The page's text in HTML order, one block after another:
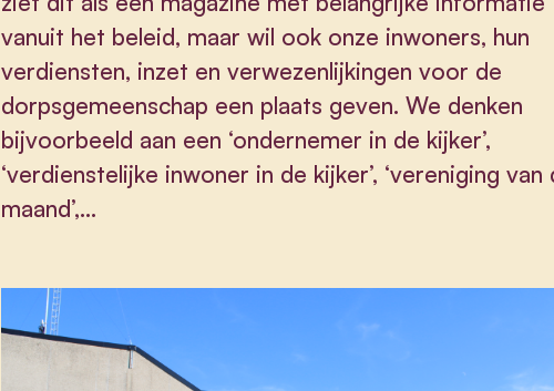
vanuit het beleid, maar wil ook onze inwoners, hun
verdiensten, inzet en verwezenlijkingen voor de
dorpsgemeenschap een plaats geven. We denken
bijvoorbeeld aan een ‘ondernemer in de kijker’,
‘verdienstelijke inwoner in de kijker’, ‘vereniging van
maand’,…